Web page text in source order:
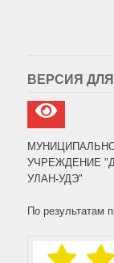
ВЕРСИЯ
УЧРЕЖДЕНИЕ
УЛАН-УДЭ"
По результатам